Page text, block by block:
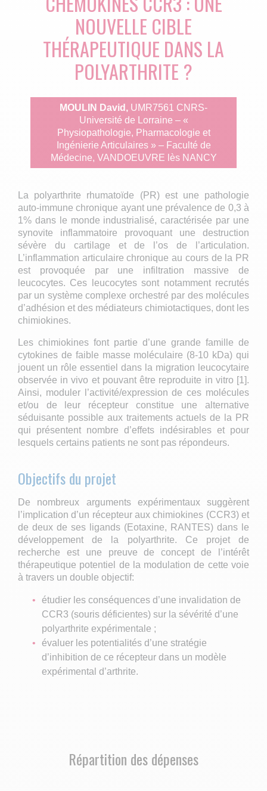
NOUVELLE CIBLE
THÉRAPEUTIQUE DANS LA
POLYARTHRITE ?
MOULIN David, UMR7561 CNRS-
Université de Lorraine – «
Physiopathologie, Pharmacologie et
Ingénierie Articulaires » – Faculté de
Médecine, VANDOEUVRE lès NANCY
La polyarthrite rhumatoïde (PR) est une pathologie
auto-immune chronique ayant une prévalence de 0,3 à
1% dans le monde industrialisé, caractérisée par une
synovite inflammatoire provoquant une destruction
sévère du cartilage et de l’os de l’articulation.
L’inflammation articulaire chronique au cours de la PR
est provoquée par une infiltration massive de
leucocytes. Ces leucocytes sont notamment recrutés
par un système complexe orchestré par des molécules
d’adhésion et des médiateurs chimiotactiques, dont les
chimiokines.
Les chimiokines font partie d’une grande famille de
cytokines de faible masse moléculaire (8-10 kDa) qui
jouent un rôle essentiel dans la migration leucocytaire
observée in vivo et pouvant être reproduite in vitro [1].
Ainsi, moduler l’activité/expression de ces molécules
et/ou de leur récepteur constitue une alternative
séduisante possible aux traitements actuels de la PR
qui présentent nombre d’effets indésirables et pour
lesquels certains patients ne sont pas répondeurs.
Objectifs du projet
De nombreux arguments expérimentaux suggèrent
l’implication d’un récepteur aux chimiokines (CCR3) et
de deux de ses ligands (Eotaxine, RANTES) dans le
développement de la polyarthrite. Ce projet de
recherche est une preuve de concept de l’intérêt
thérapeutique potentiel de la modulation de cette voie
à travers un double objectif:
étudier les conséquences d’une invalidation de
CCR3 (souris déficientes) sur la sévérité d’une
polyarthrite expérimentale ;
évaluer les potentialités d’une stratégie
d’inhibition de ce récepteur dans un modèle
expérimental d’arthrite.
Répartition des dépenses